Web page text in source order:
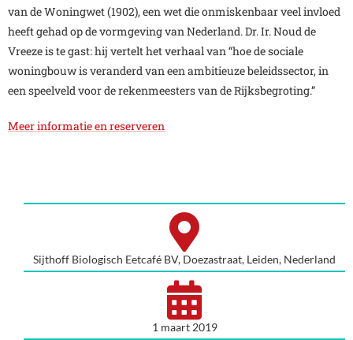
van de Woningwet (1902), een wet die onmiskenbaar veel invloed
heeft gehad op de vormgeving van Nederland. Dr. Ir. Noud de
Vreeze is te gast: hij vertelt het verhaal van “hoe de sociale
woningbouw is veranderd van een ambitieuze beleidssector, in
een speelveld voor de rekenmeesters van de Rijksbegroting.”
Meer informatie en reserveren
Sijthoff Biologisch Eetcafé BV, Doezastraat, Leiden, Nederland
1 maart 2019